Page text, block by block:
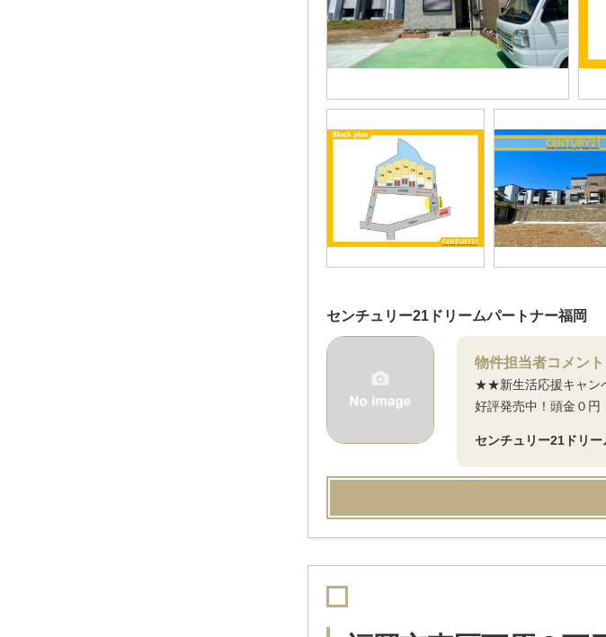
センチュリー21ドリームパートナー福岡
物件担当者コメント
★★新生活応援キャン
好評発売中！頭金０円
センチュリー21ドリ